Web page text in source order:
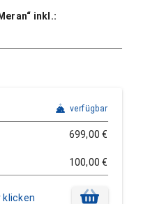
inkl.:
verfügbar
699,00 €
100,00 €
klicken